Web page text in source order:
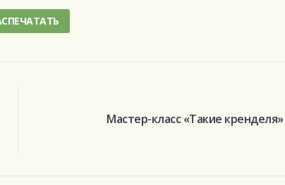
Мастер-класс «Такие кренделя»